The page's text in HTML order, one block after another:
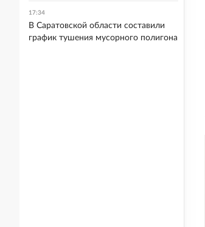
17:34
В Саратовской области составили
график тушения мусорного полигона